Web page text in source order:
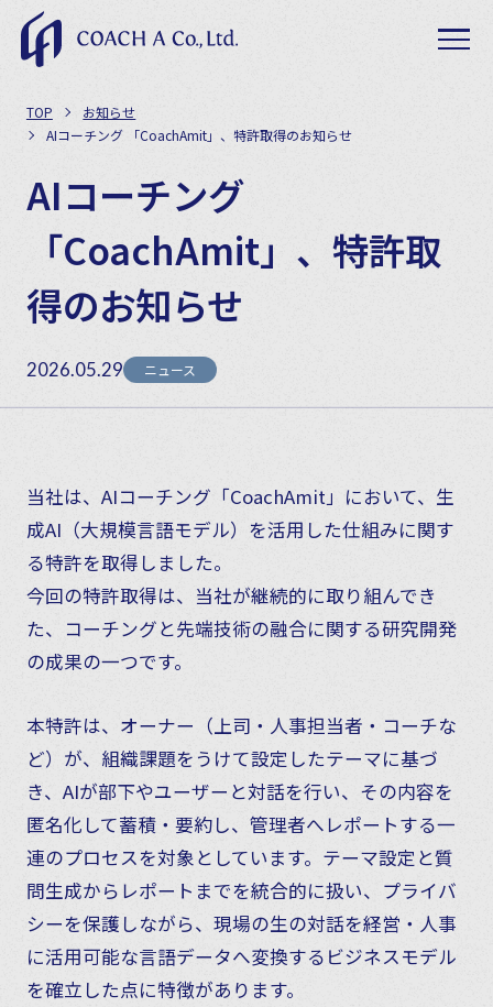
TOP
お知らせ
AIコーチング 「CoachAmit」、特許取得のお知らせ
AIコーチング
「CoachAmit」、特許取
得のお知らせ
2026.05.29 ニュース
当社は、AIコーチング「CoachAmit」において、生
成AI（大規模言語モデル）を活用した仕組みに関す
る特許を取得しました。
今回の特許取得は、当社が継続的に取り組んでき
た、コーチングと先端技術の融合に関する研究開発
の成果の一つです。
本特許は、オーナー（上司・人事担当者・コーチな
ど）が、組織課題をうけて設定したテーマに基づ
き、AIが部下やユーザーと対話を行い、その内容を
匿名化して蓄積・要約し、管理者へレポートする一
連のプロセスを対象としています。テーマ設定と質
問生成からレポートまでを統合的に扱い、プライバ
シーを保護しながら、現場の生の対話を経営・人事
に活用可能な言語データへ変換するビジネスモデル
を確立した点に特徴があります。